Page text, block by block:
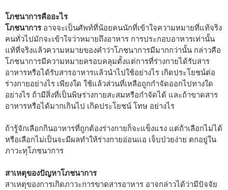
โภชนาการคืออะไร
โภชนาการอาจจะเป็นศัพท์ที่น้อยคนนักที่เข้าใจความหมายที่แท้จริง
คนทั่วไปมักจะเข้าใจว่าหมายถึงอาหาร การประกอบอาหารเท่านั้น
แท้ที่จริงแล้วความหมายของคำว่าโภชนาการมีมากกว่านั้น กล่าวคือ
โภชนาการมีความหมายครอบคลุมตั้งแต่การที่ร่างกายได้รับสาร
อาหารหรือได้รับสารอาหารแล้วนำไปใช้อย่างไร เกิดประโยชน์ต่อ
ร่างกายอย่างไร เพียงใด ใช้แล้วส่วนที่เหลือถูกกำจัดออกไปทางใด
อย่างไร ถ้ามีสิ่งที่เป็นพิษร่างกายสะสมหรือกำจัดได้ และถ้าขาดสาร
อาหารหรือได้มากเกินไป เกิดประโยชน์ โทษ อย่างไร
ถ้ารู้จักเลือกกินอาหารที่ถูกต้องร่างกายก็จะแข็งแรง แต่ถ้าเลือกไม่ได้
หรือเลือกไม่เป็นจะมีผลทำให้ร่างกายอ่อนแอ เจ็บป่วยง่าย ตกอยู่ใน
ภาวะทุโภชนาการ
สาเหตุของปัญหาโภชนาการ
สาเหตุของการเกิดภาวะการขาดสารอาหาร อาจกล่าวได้ว่ามีปัจจัย